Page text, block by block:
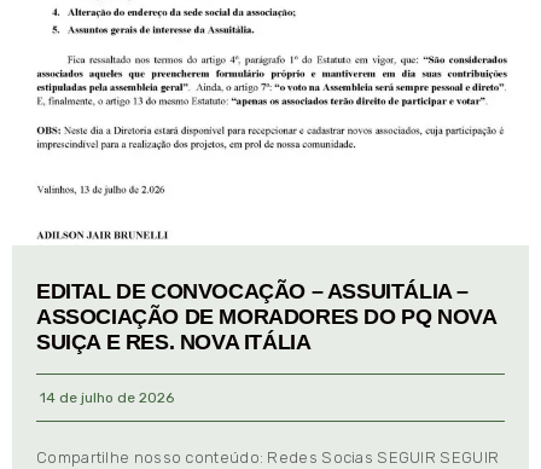
EDITAL DE CONVOCAÇÃO – ASSUITÁLIA –
ASSOCIAÇÃO DE MORADORES DO PQ NOVA
SUIÇA E RES. NOVA ITÁLIA
14 de julho de 2026
Compartilhe nosso conteúdo: Redes Socias SEGUIR SEGUIR